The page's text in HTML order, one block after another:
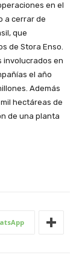
en el
a cerrar de
que
de Stora Enso.
involucrados en
el año
Además
hectáreas de
de una planta